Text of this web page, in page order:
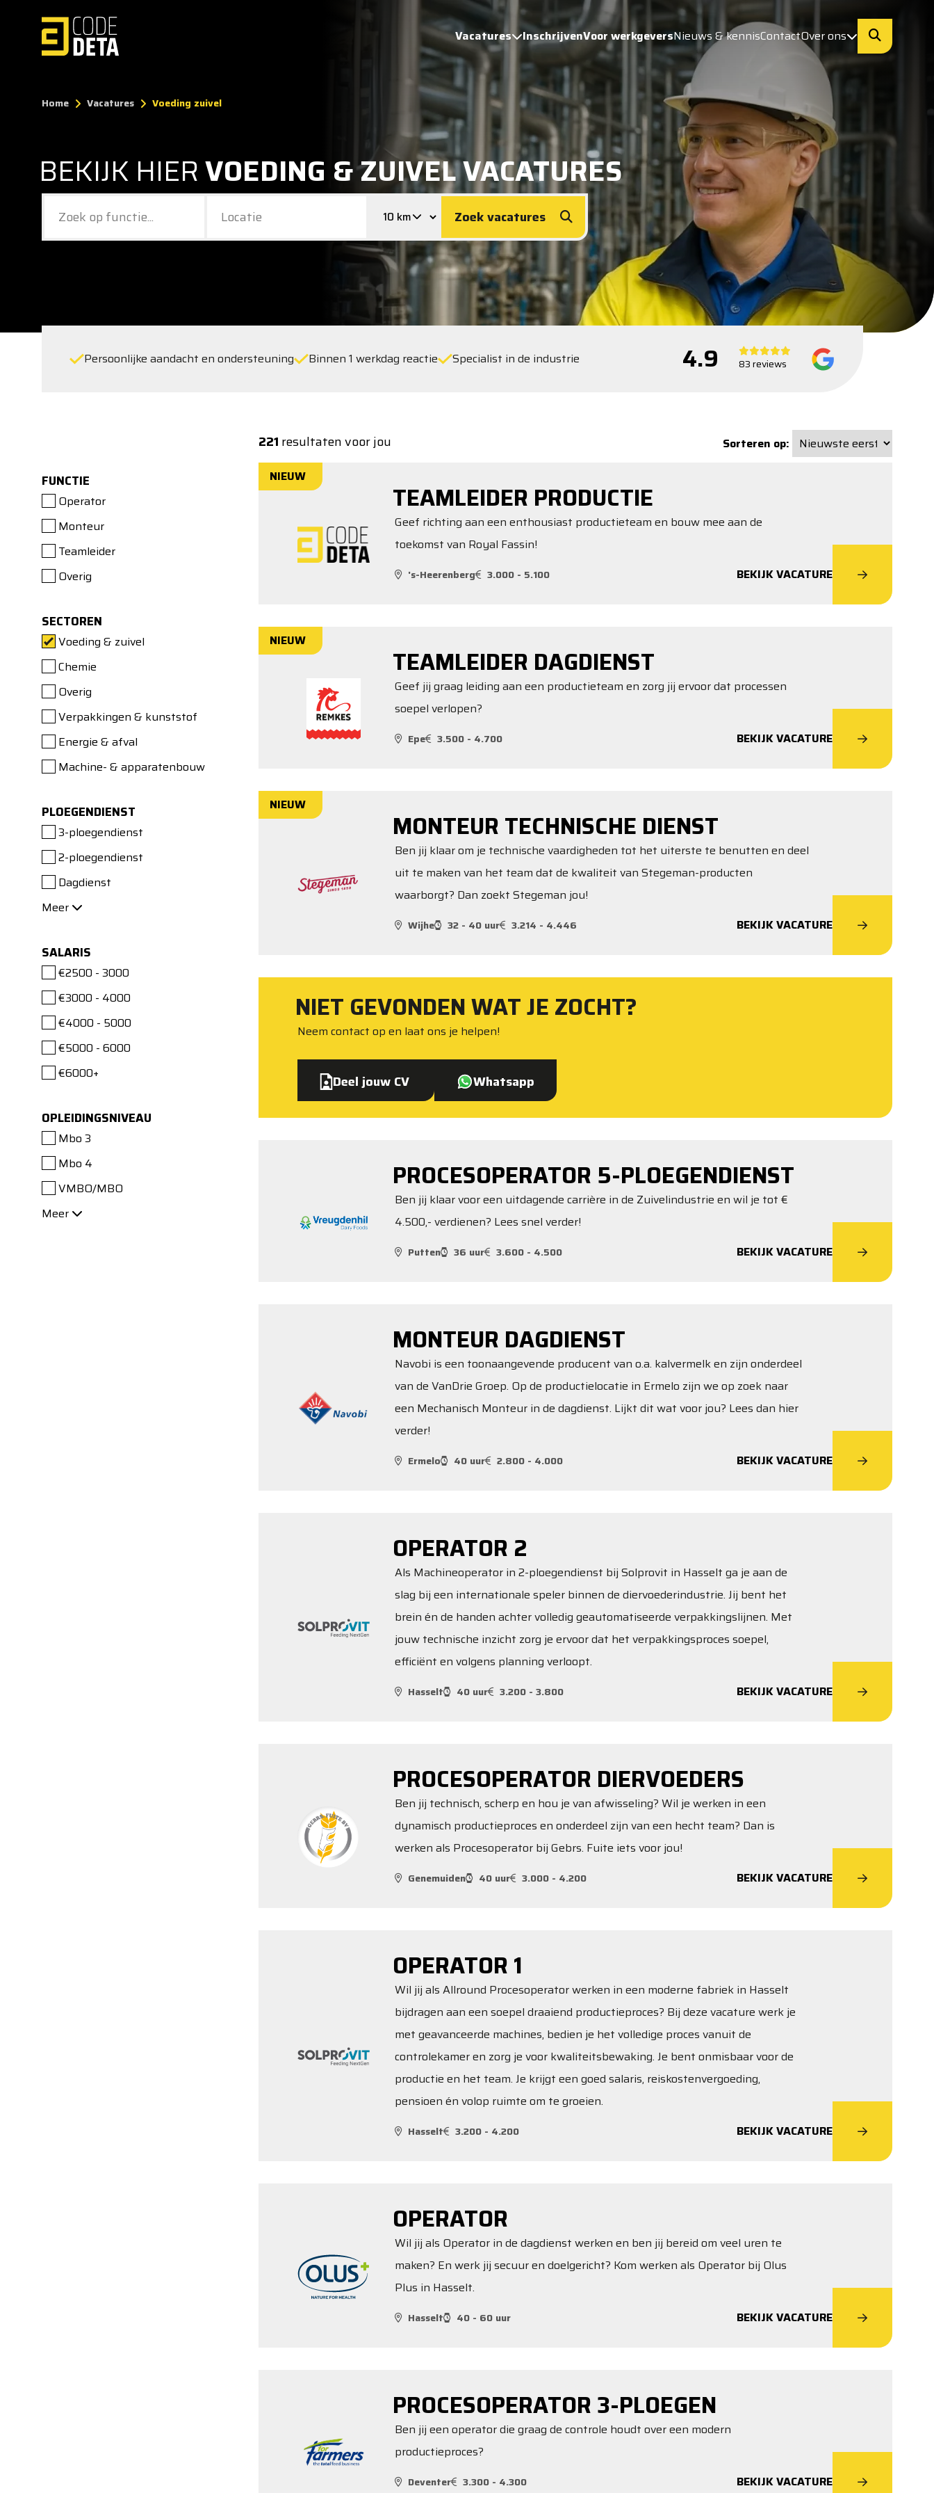
Vacatures InschrijvenVoor werkgeversNieuws & kennisContactOver ons
Home Vacatures Voeding zuivel
BEKIJK HIERVOEDING & ZUIVEL VACATURES
Zoek vacatures
Persoonlijke aandacht en ondersteuning Binnen 1 werkdag reactie Specialist in de industrie 4.9 83 reviews
FUNCTIE
Operator
Monteur
Teamleider
Overig
SECTOREN
Voeding & zuivel
Chemie
Overig
Verpakkingen & kunststof
Energie & afval
Machine- & apparatenbouw
PLOEGENDIENST
3-ploegendienst
2-ploegendienst
Dagdienst
Meer
SALARIS
€2500 - 3000
€3000 - 4000
€4000 - 5000
€5000 - 6000
€6000+
OPLEIDINGSNIVEAU
Mbo 3
Mbo 4
VMBO/MBO
Meer
221 resultaten voor jou
Sorteren op:
NIEUW
TEAMLEIDER PRODUCTIE
Geef richting aan een enthousiast productieteam en bouw mee aan de
toekomst van Royal Fassin!
's-Heerenberg 3.000 - 5.100 BEKIJK VACATURE
NIEUW
TEAMLEIDER DAGDIENST
Geef jij graag leiding aan een productieteam en zorg jij ervoor dat processen
soepel verlopen?
Epe 3.500 - 4.700 BEKIJK VACATURE
NIEUW
MONTEUR TECHNISCHE DIENST
Ben jij klaar om je technische vaardigheden tot het uiterste te benutten en deel
uit te maken van het team dat de kwaliteit van Stegeman-producten
waarborgt? Dan zoekt Stegeman jou!
Wijhe 32 - 40 uur 3.214 - 4.446 BEKIJK VACATURE
NIET GEVONDEN WAT JE ZOCHT?
Neem contact op en laat ons je helpen!
Deel jouw CV Whatsapp
PROCESOPERATOR 5-PLOEGENDIENST
Ben jij klaar voor een uitdagende carrière in de Zuivelindustrie en wil je tot €
4.500,- verdienen? Lees snel verder!
Putten 36 uur 3.600 - 4.500 BEKIJK VACATURE
MONTEUR DAGDIENST
Navobi is een toonaangevende producent van o.a. kalvermelk en zijn onderdeel
van de VanDrie Groep. Op de productielocatie in Ermelo zijn we op zoek naar
een Mechanisch Monteur in de dagdienst. Lijkt dit wat voor jou? Lees dan hier
verder!
Ermelo 40 uur 2.800 - 4.000 BEKIJK VACATURE
OPERATOR 2
Als Machineoperator in 2-ploegendienst bij Solprovit in Hasselt ga je aan de
slag bij een internationale speler binnen de diervoederindustrie. Jij bent het
brein én de handen achter volledig geautomatiseerde verpakkingslijnen. Met
jouw technische inzicht zorg je ervoor dat het verpakkingsproces soepel,
efficiënt en volgens planning verloopt.
Hasselt 40 uur 3.200 - 3.800 BEKIJK VACATURE
PROCESOPERATOR DIERVOEDERS
Ben jij technisch, scherp en hou je van afwisseling? Wil je werken in een
dynamisch productieproces en onderdeel zijn van een hecht team? Dan is
werken als Procesoperator bij Gebrs. Fuite iets voor jou!
Genemuiden 40 uur 3.000 - 4.200 BEKIJK VACATURE
OPERATOR 1
Wil jij als Allround Procesoperator werken in een moderne fabriek in Hasselt
bijdragen aan een soepel draaiend productieproces? Bij deze vacature werk je
met geavanceerde machines, bedien je het volledige proces vanuit de
controlekamer en zorg je voor kwaliteitsbewaking. Je bent onmisbaar voor de
productie en het team. Je krijgt een goed salaris, reiskostenvergoeding,
pensioen én volop ruimte om te groeien.
Hasselt 3.200 - 4.200 BEKIJK VACATURE
OPERATOR
Wil jij als Operator in de dagdienst werken en ben jij bereid om veel uren te
maken? En werk jij secuur en doelgericht? Kom werken als Operator bij Olus
Plus in Hasselt.
Hasselt 40 - 60 uur BEKIJK VACATURE
PROCESOPERATOR 3-PLOEGEN
Ben jij een operator die graag de controle houdt over een modern
productieproces?
Deventer 3.300 - 4.300 BEKIJK VACATURE